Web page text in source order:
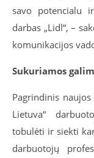
savo potencialu
darbas „Lidl“, –
komunikacijos
Sukuriamos
Pagrindinis
Lietuva“
tobulėti ir siekti
darbuotojų